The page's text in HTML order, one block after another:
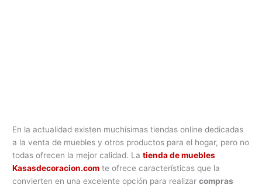
En la actualidad existen muchísimas tiendas online dedicadas
a la venta de muebles y otros productos para el hogar, pero no
todas ofrecen la mejor calidad. Latienda de muebles
Kasasdecoracion.com te ofrece características que la
convierten en una excelente opción para realizarcompras